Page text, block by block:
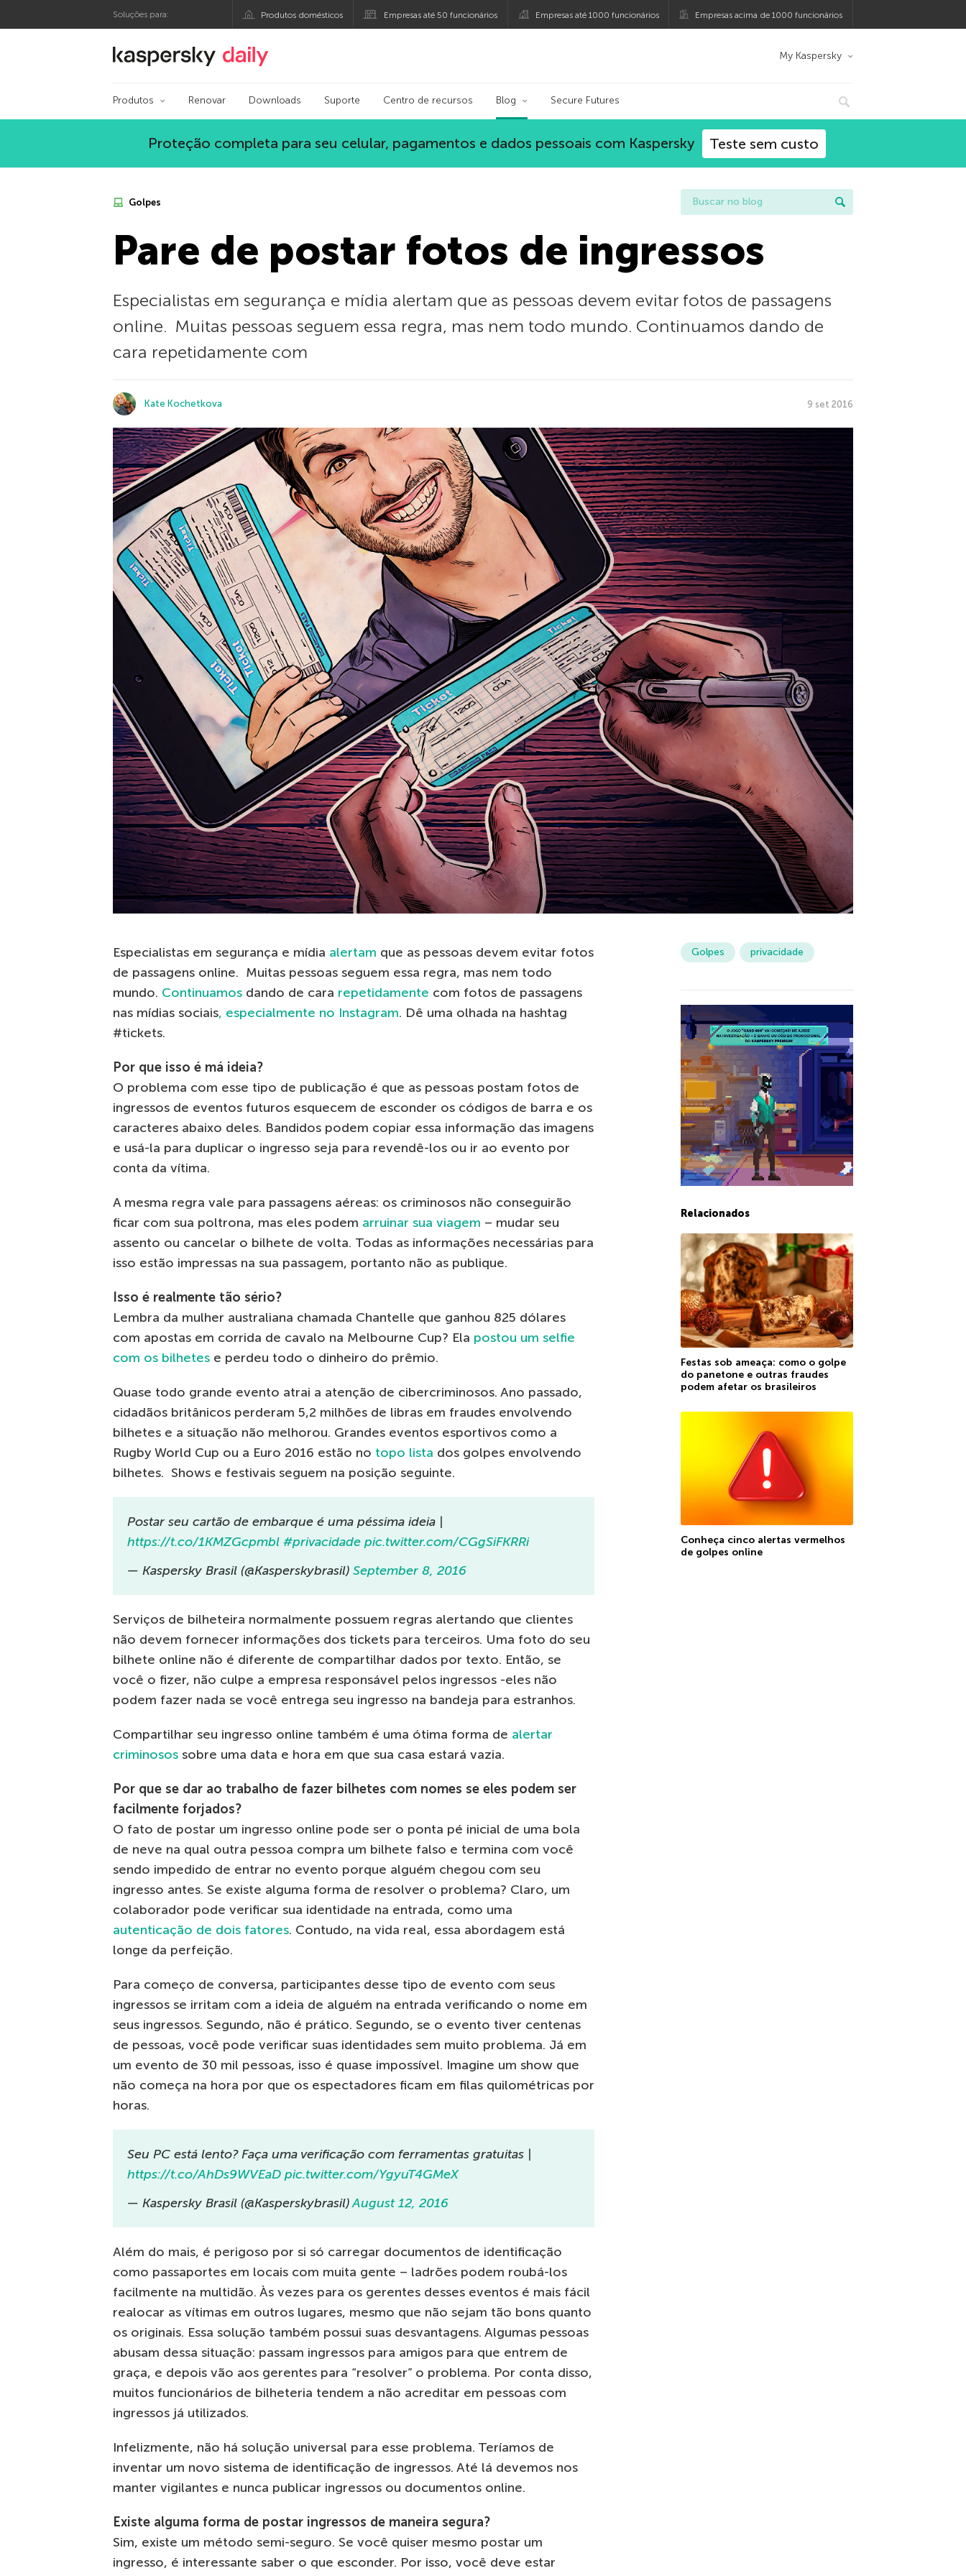
Soluções para: Produtos domésticos Empresas até 50 funcionários Empresas até 1000 funcionários Empresas acima de 1000 funcionários
Blog oficial da Kaspersky My Kaspersky
Produtos Renovar Downloads Suporte Centro de recursos Blog Secure Futures
Proteção completa para seu celular, pagamentos e dados pessoais com Kaspersky Teste sem custo
Golpes
Pare de postar fotos de ingressos
Especialistas em segurança e mídia alertam que as pessoas devem evitar fotos de passagens
online. Muitas pessoas seguem essa regra, mas nem todo mundo. Continuamos dando de
cara repetidamente com
Kate Kochetkova 9 set 2016
Especialistas em segurança e mídia alertam que as pessoas devem evitar fotos
de passagens online. Muitas pessoas seguem essa regra, mas nem todo
mundo. Continuamos dando de cara repetidamente com fotos de passagens
nas mídias sociais, especialmente no Instagram. Dê uma olhada na hashtag
#tickets.
Por que isso é má ideia?
O problema com esse tipo de publicação é que as pessoas postam fotos de
ingressos de eventos futuros esquecem de esconder os códigos de barra e os
caracteres abaixo deles. Bandidos podem copiar essa informação das imagens
e usá-la para duplicar o ingresso seja para revendê-los ou ir ao evento por
conta da vítima.
A mesma regra vale para passagens aéreas: os criminosos não conseguirão
ficar com sua poltrona, mas eles podem arruinar sua viagem – mudar seu
assento ou cancelar o bilhete de volta. Todas as informações necessárias para
isso estão impressas na sua passagem, portanto não as publique.
Isso é realmente tão sério?
Lembra da mulher australiana chamada Chantelle que ganhou 825 dólares
com apostas em corrida de cavalo na Melbourne Cup? Ela postou um selfie
com os bilhetes e perdeu todo o dinheiro do prêmio.
Quase todo grande evento atrai a atenção de cibercriminosos. Ano passado,
cidadãos britânicos perderam 5,2 milhões de libras em fraudes envolvendo
bilhetes e a situação não melhorou. Grandes eventos esportivos como a
Rugby World Cup ou a Euro 2016 estão no topo lista dos golpes envolvendo
bilhetes. Shows e festivais seguem na posição seguinte.
Postar seu cartão de embarque é uma péssima ideia |
https://t.co/1KMZGcpmbl #privacidade pic.twitter.com/CGgSiFKRRi
— Kaspersky Brasil (@Kasperskybrasil) September 8, 2016
Serviços de bilheteira normalmente possuem regras alertando que clientes
não devem fornecer informações dos tickets para terceiros. Uma foto do seu
bilhete online não é diferente de compartilhar dados por texto. Então, se
você o fizer, não culpe a empresa responsável pelos ingressos -eles não
podem fazer nada se você entrega seu ingresso na bandeja para estranhos.
Compartilhar seu ingresso online também é uma ótima forma de alertar
criminosos sobre uma data e hora em que sua casa estará vazia.
Por que se dar ao trabalho de fazer bilhetes com nomes se eles podem ser
facilmente forjados?
O fato de postar um ingresso online pode ser o ponta pé inicial de uma bola
de neve na qual outra pessoa compra um bilhete falso e termina com você
sendo impedido de entrar no evento porque alguém chegou com seu
ingresso antes. Se existe alguma forma de resolver o problema? Claro, um
colaborador pode verificar sua identidade na entrada, como uma
autenticação de dois fatores. Contudo, na vida real, essa abordagem está
longe da perfeição.
Para começo de conversa, participantes desse tipo de evento com seus
ingressos se irritam com a ideia de alguém na entrada verificando o nome em
seus ingressos. Segundo, não é prático. Segundo, se o evento tiver centenas
de pessoas, você pode verificar suas identidades sem muito problema. Já em
um evento de 30 mil pessoas, isso é quase impossível. Imagine um show que
não começa na hora por que os espectadores ficam em filas quilométricas por
horas.
Seu PC está lento? Faça uma verificação com ferramentas gratuitas |
https://t.co/AhDs9WVEaD pic.twitter.com/YgyuT4GMeX
— Kaspersky Brasil (@Kasperskybrasil)August 12, 2016
Além do mais, é perigoso por si só carregar documentos de identificação
como passaportes em locais com muita gente – ladrões podem roubá-los
facilmente na multidão. Às vezes para os gerentes desses eventos é mais fácil
realocar as vítimas em outros lugares, mesmo que não sejam tão bons quanto
os originais. Essa solução também possui suas desvantagens. Algumas pessoas
abusam dessa situação: passam ingressos para amigos para que entrem de
graça, e depois vão aos gerentes para “resolver” o problema. Por conta disso,
muitos funcionários de bilheteria tendem a não acreditar em pessoas com
ingressos já utilizados.
Infelizmente, não há solução universal para esse problema. Teríamos de
inventar um novo sistema de identificação de ingressos. Até lá devemos nos
manter vigilantes e nunca publicar ingressos ou documentos online.
Existe alguma forma de postar ingressos de maneira segura?
Sim, existe um método semi-seguro. Se você quiser mesmo postar um
ingresso, é interessante saber o que esconder. Por isso, você deve estar
Golpes privacidade
Relacionados
Festas sob ameaça: como o golpe
do panetone e outras fraudes
podem afetar os brasileiros
Conheça cinco alertas vermelhos
de golpes online